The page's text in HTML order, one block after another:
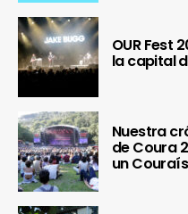
OUR Fest
la capital
Nuestra
de Coura
un